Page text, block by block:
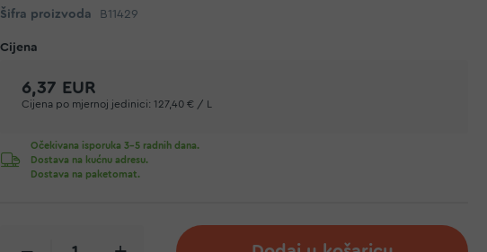
Šifra proizvoda B11429
6,37 EUR
Cijena po mjernoj jedinici: 127,40 € / L
Očekivana isporuka 3-5 radnih dana.
Dostava na kućnu adresu.
Dostava na paketomat.